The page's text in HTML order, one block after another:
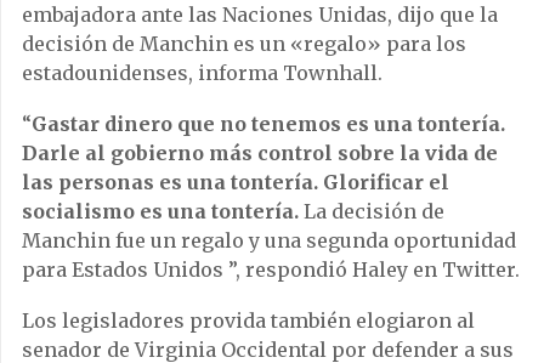
embajadora ante las Naciones Unidas, dijo que la
decisión de Manchin es un «regalo» para los
estadounidenses, informa Townhall.
“Gastar dinero que no tenemos es una tontería.
Darle al gobierno más control sobre la vida de
las personas es una tontería. Glorificar el
socialismo es una tontería. La decisión de
Manchin fue un regalo y una segunda oportunidad
para Estados Unidos ”, respondió Haley en Twitter.
Los legisladores provida también elogiaron al
senador de Virginia Occidental por defender a sus